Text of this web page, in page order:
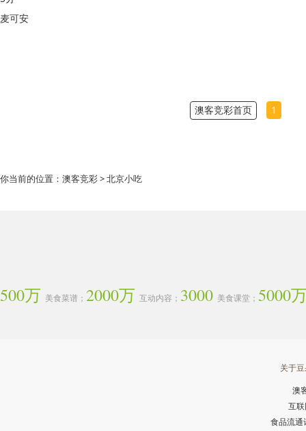
麦可安
澳客竞彩首页 1
你当前的位置： 澳客竞彩> 北京小吃
500万 美食菜谱； 2000万 互动内容； 3000 美食课堂； 5000
关于
澳
互
食品流